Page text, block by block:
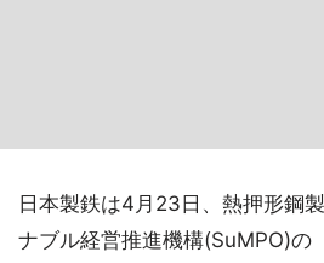
日本製鉄は4月23日、熱押形鋼
ナブル経営推進機構(SuMPO)の